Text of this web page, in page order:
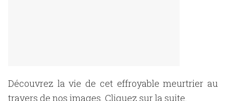
Découvrez la vie de cet effroyable meurtrier au
travers de nos images. Cliquez sur la suite.